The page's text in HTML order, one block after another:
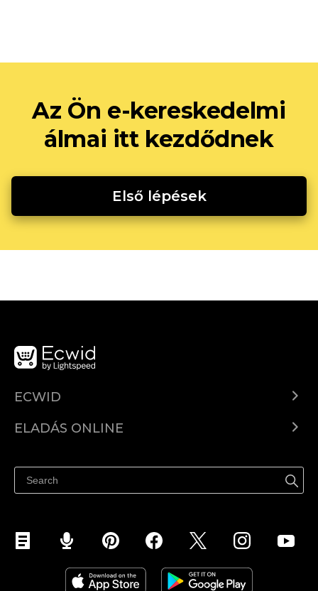
Az Ön e-kereskedelmi
álmai itt kezdődnek
Első lépések
ECWID
Árkalkuláció
ELADÁS ONLINE
Eladás a Facebookon
Eladás Instagramon